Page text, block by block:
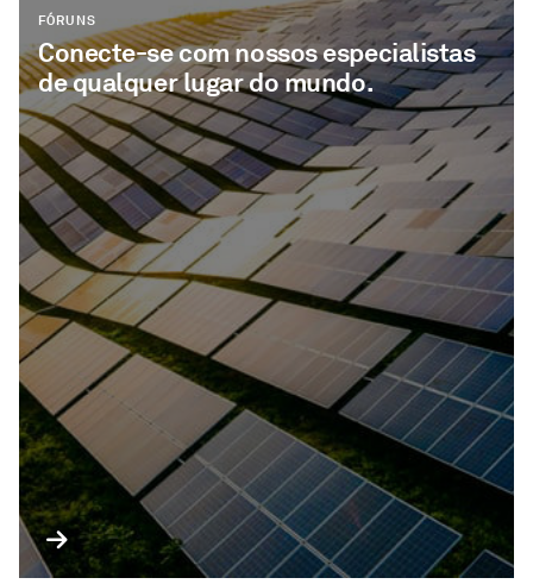
FÓRUNS
Conecte-se com nossos especialistas
de qualquer lugar do mundo.